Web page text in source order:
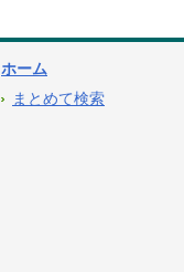
ホーム
まとめて検索